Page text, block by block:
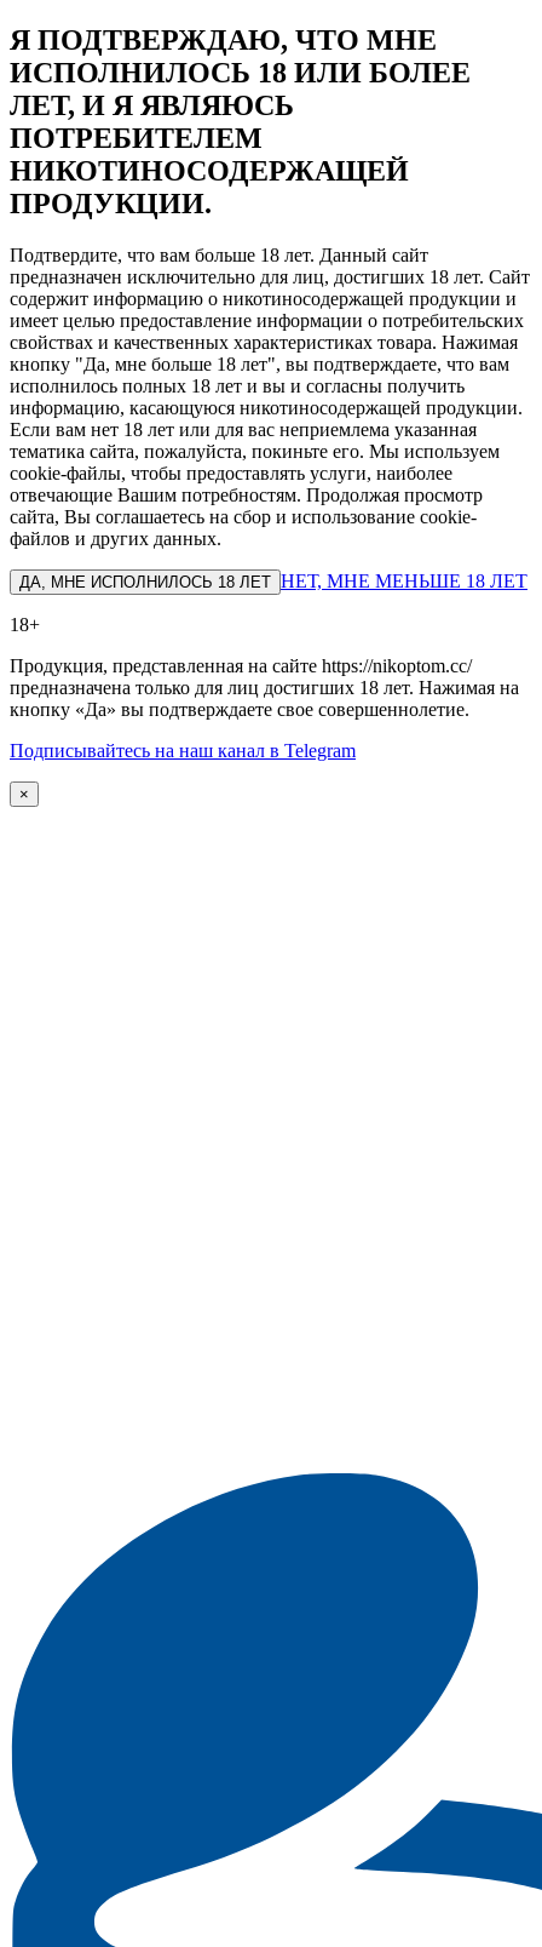
Я ПОДТВЕРЖДАЮ, ЧТО МНЕ
ИСПОЛНИЛОСЬ 18 ИЛИ БОЛЕЕ
ЛЕТ, И Я ЯВЛЯЮСЬ
ПОТРЕБИТЕЛЕМ
НИКОТИНОСОДЕРЖАЩЕЙ
ПРОДУКЦИИ.
Подтвердите, что вам больше 18 лет. Данный сайт
предназначен исключительно для лиц, достигших 18 лет. Сайт
содержит информацию о никотиносодержащей продукции и
имеет целью предоставление информации о потребительских
свойствах и качественных характеристиках товара. Нажимая
кнопку "Да, мне больше 18 лет", вы подтверждаете, что вам
исполнилось полных 18 лет и вы и согласны получить
информацию, касающуюся никотиносодержащей продукции.
Если вам нет 18 лет или для вас неприемлема указанная
тематика сайта, пожалуйста, покиньте его. Мы используем
cookie-файлы, чтобы предоставлять услуги, наиболее
отвечающие Вашим потребностям. Продолжая просмотр
сайта, Вы соглашаетесь на сбор и использование cookie-
файлов и других данных.
ДА, МНЕ ИСПОЛНИЛОСЬ 18 ЛЕТ НЕТ, МНЕ МЕНЬШЕ 18 ЛЕТ
18+
Продукция, представленная на сайте https://nikoptom.cc/
предназначена только для лиц достигших 18 лет. Нажимая на
кнопку «Да» вы подтверждаете свое совершеннолетие.
Подписывайтесь на наш канал в Telegram
×